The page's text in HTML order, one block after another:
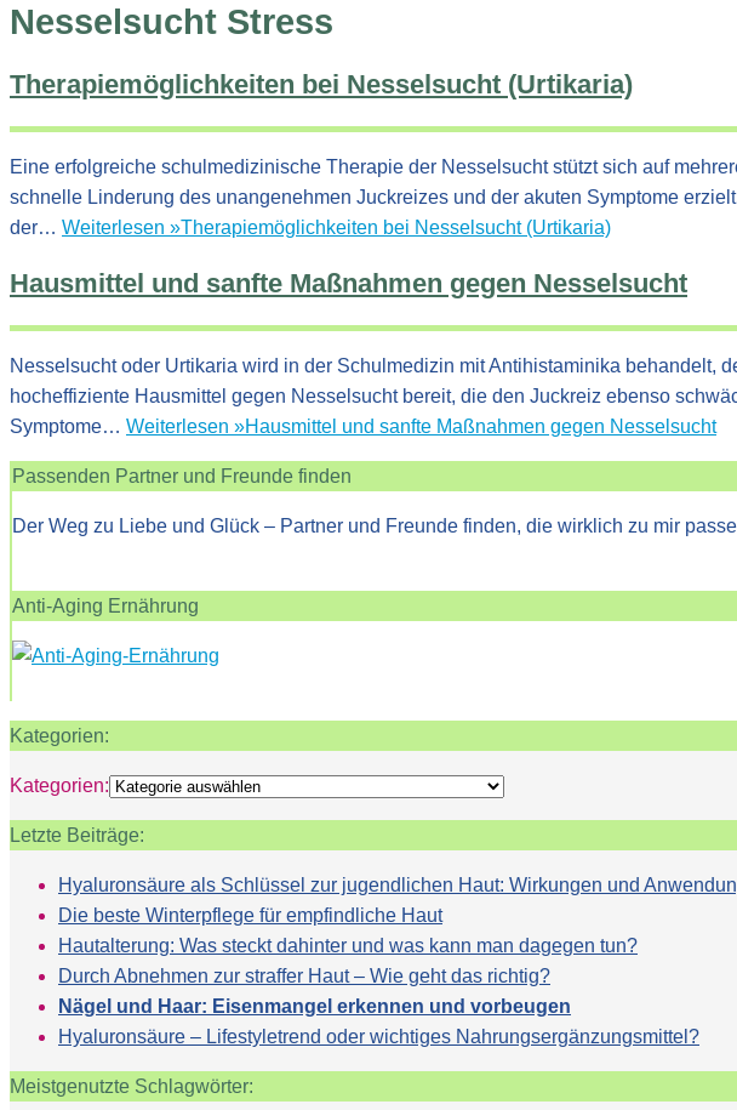
Nesselsucht Stress
Therapiemöglichkeiten bei Nesselsucht (Urtikaria)
Eine erfolgreiche schulmedizinische Therapie der Nesselsucht stützt sich auf
schnelle Linderung des unangenehmen Juckreizes und der akuten Symptome
der… Weiterlesen »Therapiemöglichkeiten bei Nesselsucht (Urtikaria)
Hausmittel und sanfte Maßnahmen gegen Nesselsucht
Nesselsucht oder Urtikaria wird in der Schulmedizin mit Antihistaminika
hocheffiziente Hausmittel gegen Nesselsucht bereit, die den Juckreiz ebenso
Symptome… Weiterlesen »Hausmittel und sanfte Maßnahmen gegen Nesselsucht
Passenden Partner und Freunde finden
Der Weg zu Liebe und Glück – Partner und Freunde finden, die wirklich zu mir
Anti-Aging Ernährung
Kategorien:
Kategorien:
Letzte Beiträge:
Hyaluronsäure als Schlüssel zur jugendlichen Haut: Wirkungen und
Die beste Winterpflege für empfindliche Haut
Hautalterung: Was steckt dahinter und was kann man dagegen tun?
Durch Abnehmen zur straffer Haut – Wie geht das richtig?
Nägel und Haar: Eisenmangel erkennen und vorbeugen
Hyaluronsäure – Lifestyletrend oder wichtiges Nahrungsergänzungsmittel?
Meistgenutzte Schlagwörter: